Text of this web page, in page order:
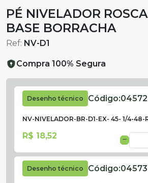
PÉ NIVELADOR
BASE BORRACHA
Ref: NV-D1
Compra 100% Segura
Desenho técnico Código:04572
NV-NIVELADOR-BR-D1-EX- 45- 1/4-48-
R$ 18,52
Desenho técnico Código:04573